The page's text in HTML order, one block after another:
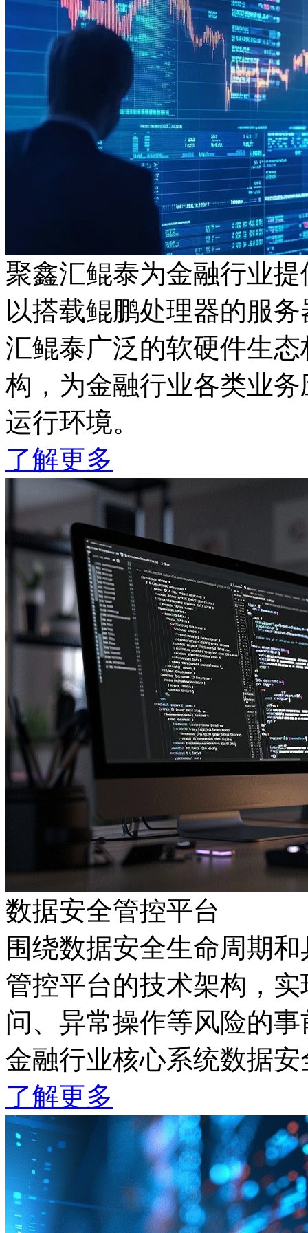
聚鑫汇鲲泰为金融行业
以搭载鲲鹏处理器的服务
汇鲲泰广泛的软硬件生
构，为金融行业各类业务
运行环境。
了解更多
数据安全管控平台
围绕数据安全生命周期和
管控平台的技术架构，
问、异常操作等风险的
金融行业核心系统数据安
了解更多